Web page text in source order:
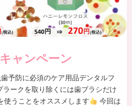
ャンペーン
予防に必須のケア用品デンタルフ
ラークを取り除くには歯ブラシだけ
使うことをオススメします
今回は